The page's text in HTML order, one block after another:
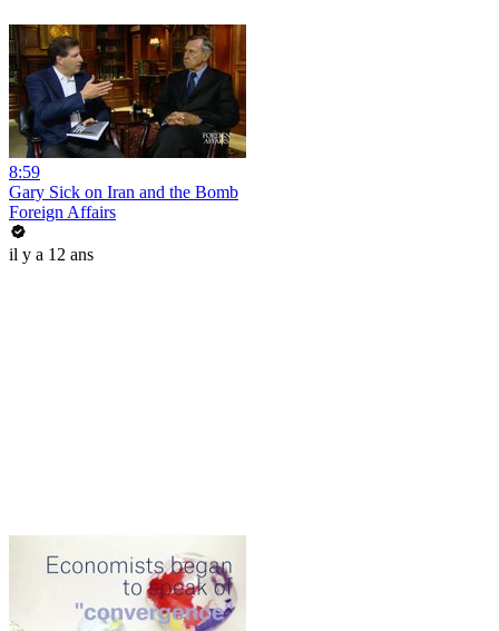
8:59
Gary Sick on Iran and the Bomb
Foreign Affairs
il y a 12 ans